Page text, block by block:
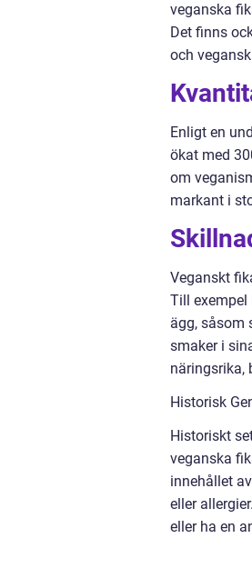
veganska
Det finns
och
Enligt en
ökat med
om
markant i
Veganskt
Till exempel
ägg, såsom
smaker i
näringsrika,
Historisk
Historiskt
veganska
innehållet
eller
eller ha en